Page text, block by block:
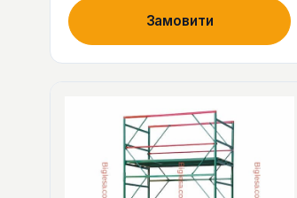
Замовити